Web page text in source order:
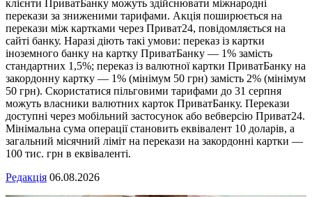
клієнти ПриватБанку можуть здійснювати міжнародні
перекази за зниженими тарифами. Акція поширюється на
перекази між картками через Приват24, повідомляється на
сайті банку. Наразі діють такі умови: переказ із картки
іноземного банку на картку ПриватБанку — 1% замість
стандартних 1,5%; переказ із валютної картки ПриватБанку на
закордонну картку — 1% (мінімум 50 грн) замість 2% (мінімум
50 грн). Скористатися пільговими тарифами до 31 серпня
можуть власники валютних карток ПриватБанку. Перекази
доступні через мобільний застосунок або вебверсію Приват24.
Мінімальна сума операції становить еквівалент 10 доларів, а
загальний місячний ліміт на перекази на закордонні картки —
100 тис. грн в еквіваленті.
Редакція 06.08.2026